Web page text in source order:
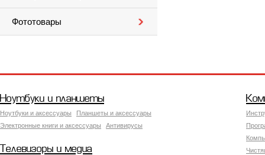
Фототовары
Ноутбуки и планшеты
Ноутбуки и аксессуары
Планшеты и аксессуары
Электронные книги и аксессуары
Антивирусы
Телевизоры и медиа